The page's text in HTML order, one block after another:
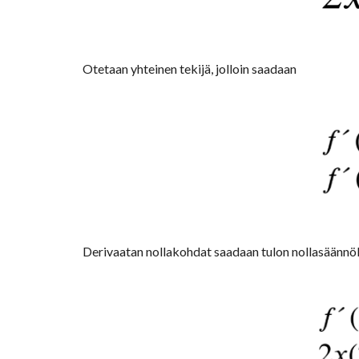
Otetaan yhteinen tekijä, jolloin saadaan
Derivaatan nollakohdat saadaan tulon